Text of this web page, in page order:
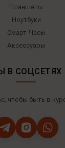
Планшеты
Ноутбуки
Смарт-Часы
Аксессуары
В СОЦСЕТЯХ
чтобы быть в